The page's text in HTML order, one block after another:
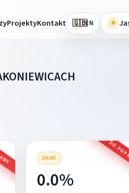
ProjektyKontakt 🇬🇧EN ☀
DKIM DO
0.0%